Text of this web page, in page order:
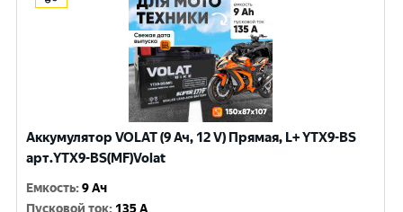
Аккумулятор VOLAT (9 Ач, 12 V) Прямая, L+ YTX9-BS
арт.YTX9-BS(MF)Volat
Емкость:9 Ач
Пусковой ток: 135 A